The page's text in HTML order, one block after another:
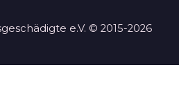
e.V. © 2015-2026